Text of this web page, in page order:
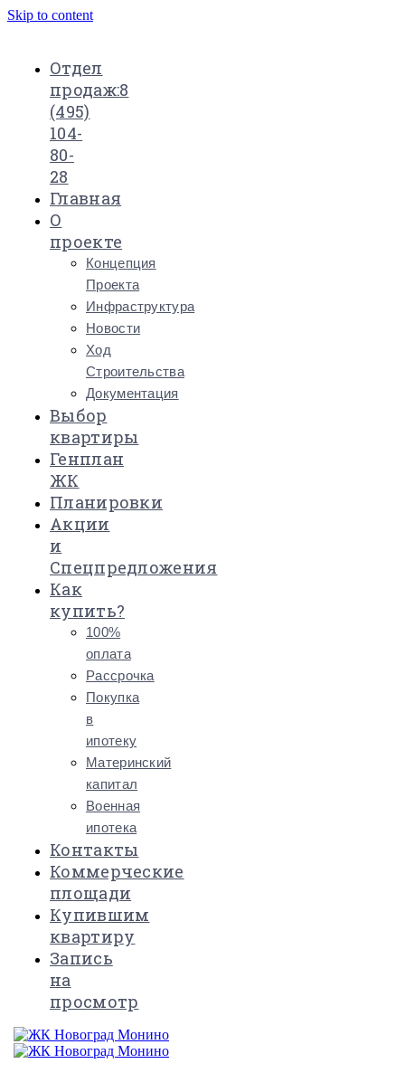
Skip to content
Отдел
продаж:8
(495)
104-
80-
28
Главная
О
проекте
Концепция
Проекта
Инфраструктура
Новости
Ход
Строительства
Документация
Выбор
квартиры
Генплан
ЖК
Планировки
Акции
и
Спецпредложения
Как
купить?
100%
оплата
Рассрочка
Покупка
в
ипотеку
Материнский
капитал
Военная
ипотека
Контакты
Коммерческие
площади
Купившим
квартиру
Запись
на
просмотр